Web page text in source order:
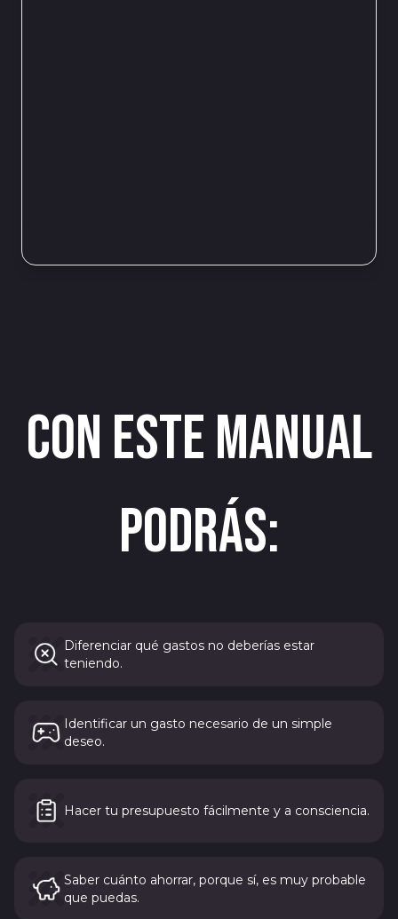
Con este manual
podrás:
Diferenciar qué gastos no deberías estar
teniendo.
Identificar un gasto necesario de un simple
deseo.
Hacer tu presupuesto fácilmente y a consciencia.
Saber cuánto ahorrar, porque sí, es muy probable
que puedas.